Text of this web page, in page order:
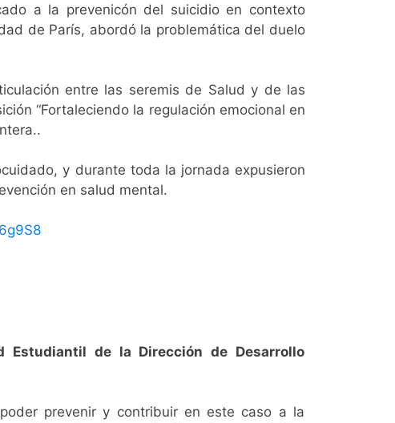
a la prevenicón del suicidio en contexto
de París, abordó la problemática del duelo
entre las seremis de Salud y de las
“Fortaleciendo la regulación emocional en
y durante toda la jornada expusieron
en salud mental.
Estudiantil de la Dirección de Desarrollo
prevenir y contribuir en este caso a la